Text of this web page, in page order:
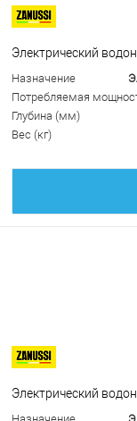
Электрический
Назначение
Потребляемая
Глубина (мм)
Вес (кг)
Электрический